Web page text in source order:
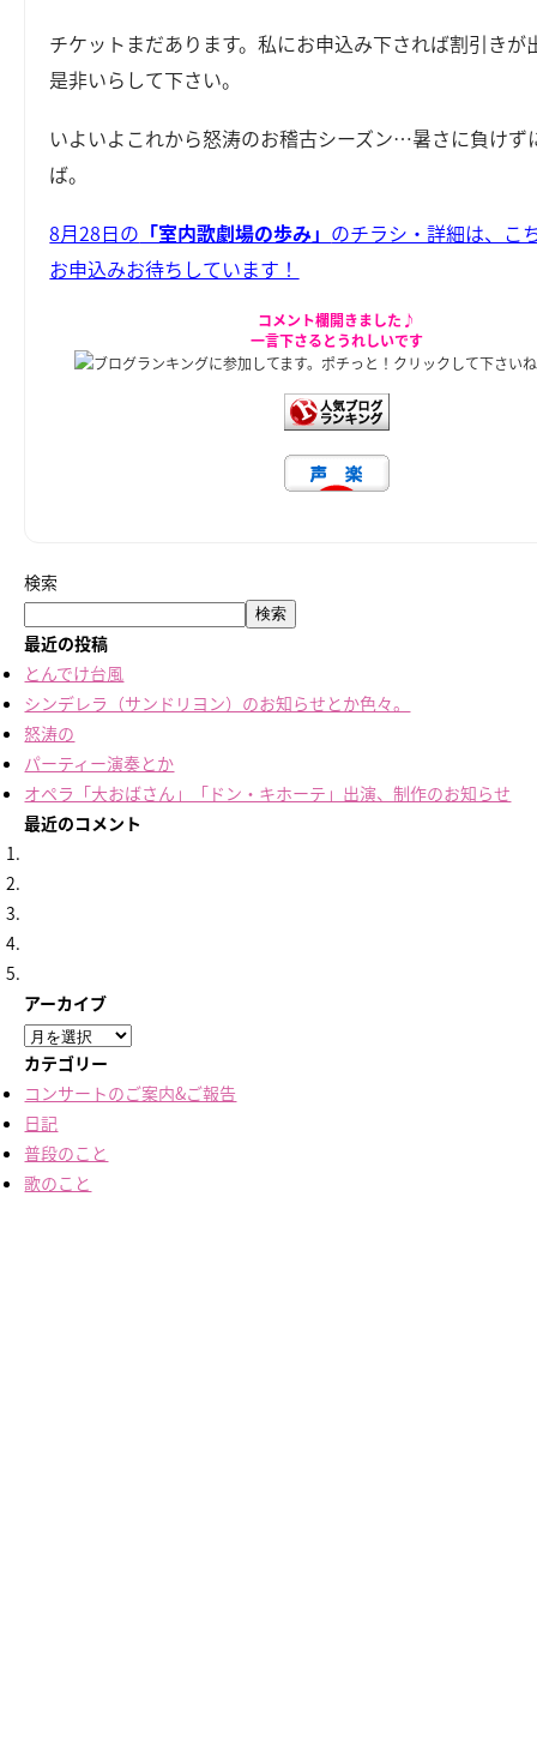
チケットまだあります。私にお申込み下されば割引きが
是非いらして下さい。
いよいよこれから怒涛のお稽古シーズン…暑さに負けず
ば。
8月28日の 「室内歌劇場の歩み」 のチラシ・詳細は、こ
お申込みお待ちしています！
コメント欄開きました♪
一言下さるとうれしいです
ブログランキングに参加してます。ポチっと！クリックして下さ
検索
検索
最近の投稿
とんでけ台風
シンデレラ（サンドリヨン）のお知らせとか色々。
怒涛の
パーティー演奏とか
オペラ「大おばさん」「ドン・キホーテ」出演、制作のお知らせ
最近のコメント
アーカイブ
ア
ー
カ
イ
ブ
カテゴリー
コンサートのご案内&ご報告
日記
普段のこと
歌のこと